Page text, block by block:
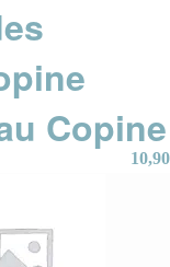
Copine
10,90